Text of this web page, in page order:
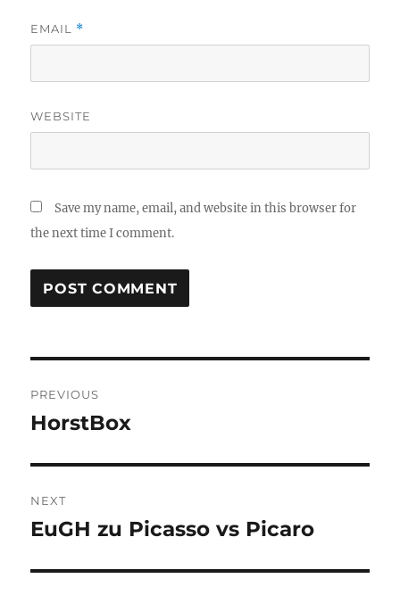
EMAIL *
WEBSITE
Save my name, email, and website in this browser for
the next time I comment.
navigation
PREVIOUS
Previous
HorstBox
NEXT
Next
EuGH zu Picasso vs Picaro